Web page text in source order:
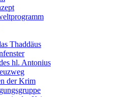
Thaddäus
hl. Antonius
der Krim